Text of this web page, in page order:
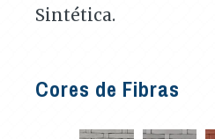
Sintética.
Cores de Fibras